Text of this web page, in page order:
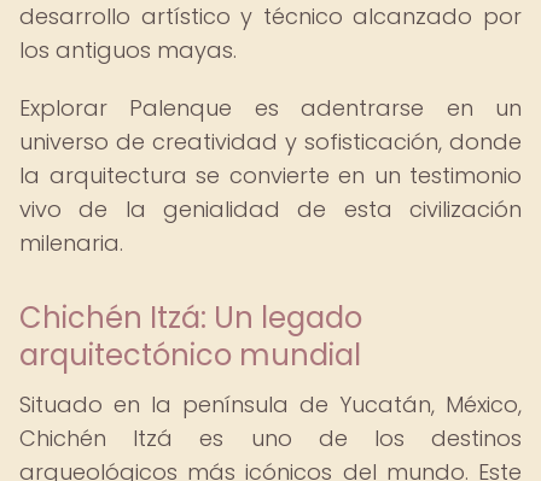
desarrollo artístico y técnico alcanzado por
los antiguos mayas.
Explorar Palenque es adentrarse en un
universo de creatividad y sofisticación, donde
la arquitectura se convierte en un testimonio
vivo de la genialidad de esta civilización
milenaria.
Chichén Itzá: Un legado
arquitectónico mundial
Situado en la península de Yucatán, México,
Chichén Itzá es uno de los destinos
arqueológicos más icónicos del mundo. Este